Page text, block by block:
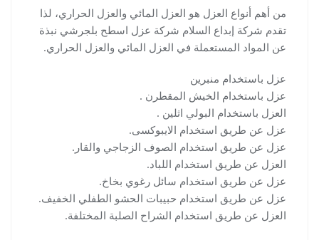
من أهم أنواع العزل هو العزل المائي والعزل الحراري، لذا
تقدم شركة إبداع السلام شركة عزل اسطح بلجرشي نبذة
عن المواد المستعملة في العزل المائي والعزل الحراري.
عزل باستخدام منبرين
عزل باستخدام الخيش المقطرن .
العزل باستخدام البولي اثلين .
عزل عن طريق استخدام الايبوكسى.
عزل عن طريق استخدام الصوف الزجاجي والقار.
العزل عن طريق استخدام اللباد.
عزل عن طريق استخدام سائل رغوي بخاخ.
عزل عن طريق استخدام حبيبات الحشو الطفلي الخفيف.
العزل عن طريق استخدام الشراح الصلبة المختلفة.